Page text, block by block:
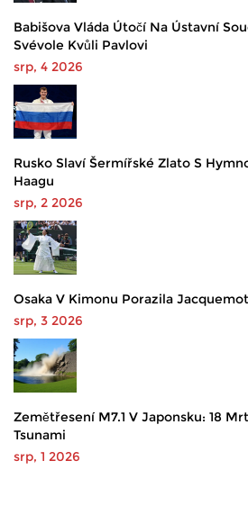
Babišova Vláda Útočí Na Ústavní
Svévole Kvůli Pavlovi
srp, 4 2026
Rusko Slaví Šermířské Zlato S
Haagu
srp, 2 2026
Osaka V Kimonu Porazila
srp, 3 2026
Zemětřesení M7.1 V Japonsku: 18
Tsunami
srp, 1 2026